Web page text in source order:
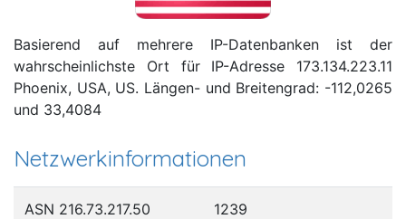
Basierend auf mehrere IP-Datenbanken ist der
wahrscheinlichste Ort für IP-Adresse 173.134.223.11
Phoenix, USA, US. Längen- und Breitengrad: -112,0265
und 33,4084
Netzwerkinformationen
ASN 216.73.217.50 1239